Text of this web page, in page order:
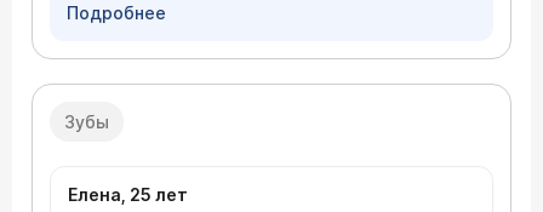
Подробнее
Зубы
Елена, 25 лет